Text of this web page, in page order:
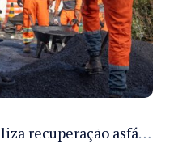
Prefeitura de Manaus realiza recuperação asfáltica na rua Canário do Campo e amplia mobilidade na zona Norte